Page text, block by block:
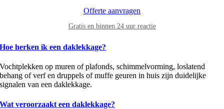
Offerte aanvragen
Gratis en binnen 24 uur reactie
Hoe herken ik een daklekkage?
Vochtplekken op muren of plafonds, schimmelvorming, loslatend
behang of verf en druppels of muffe geuren in huis zijn duidelijke
signalen van een daklekkage.
Wat veroorzaakt een daklekkage?